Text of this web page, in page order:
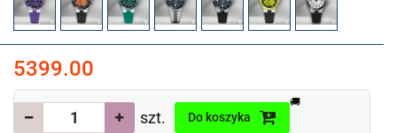
5399.00
szt. Do koszyka
🚚